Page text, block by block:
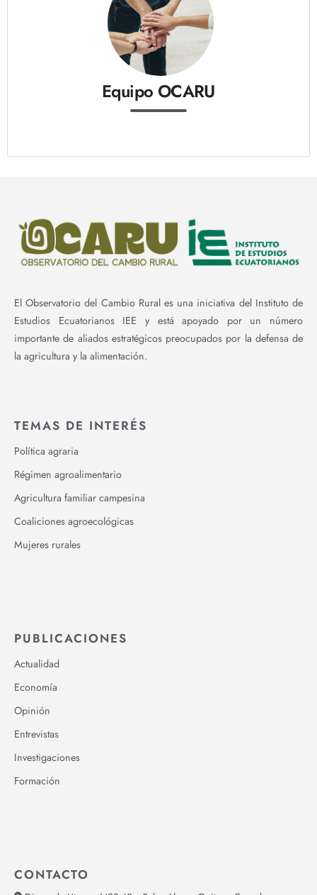
Equipo OCARU
El Observatorio del Cambio Rural es una iniciativa del Instituto de
Estudios Ecuatorianos IEE y está apoyado por un número
importante de aliados estratégicos preocupados por la defensa de
la agricultura y la alimentación.
TEMAS DE INTERÉS
Política agraria
Régimen agroalimentario
Agricultura familiar campesina
Coaliciones agroecológicas
Mujeres rurales
PUBLICACIONES
Actualidad
Economía
Opinión
Entrevistas
Investigaciones
Formación
CONTACTO